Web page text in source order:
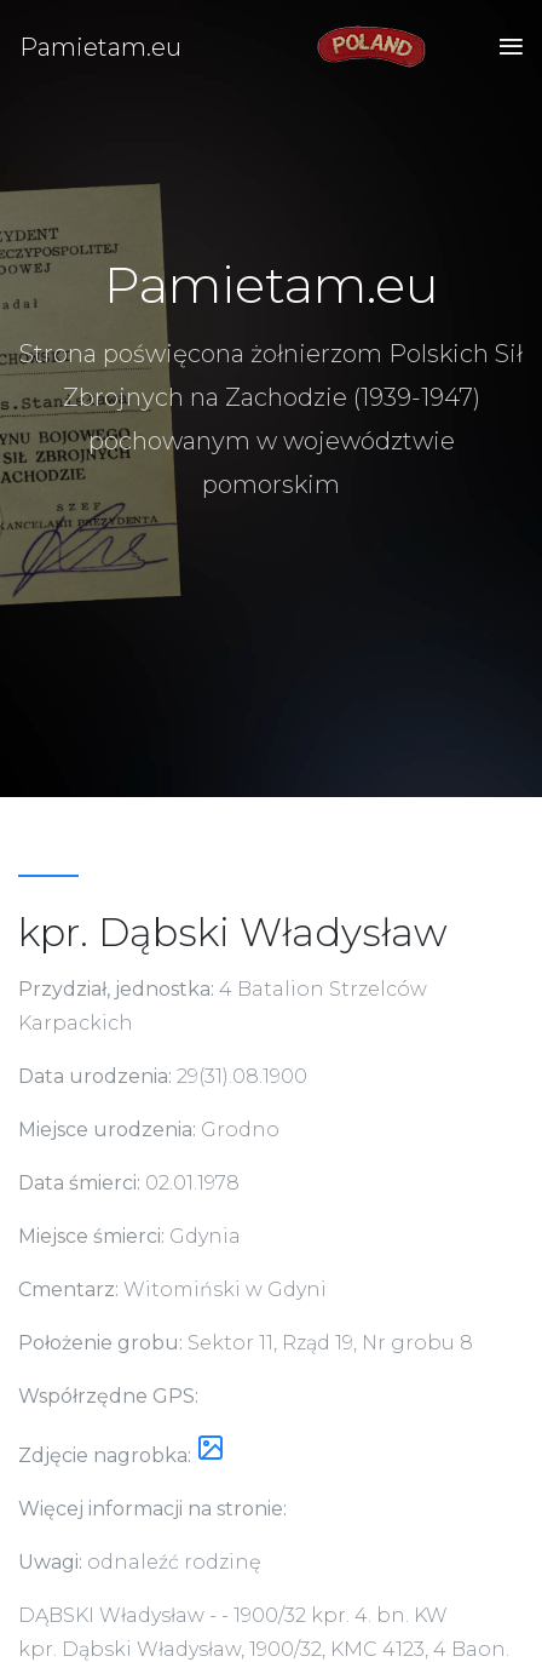
Pamietam.eu
Pamietam.eu
Strona poświęcona żołnierzom Polskich Sił
Zbrojnych na Zachodzie (1939-1947)
pochowanym w województwie
pomorskim
kpr. Dąbski Władysław
Przydział, jednostka: 4 Batalion Strzelców
Karpackich
Data urodzenia: 29(31).08.1900
Miejsce urodzenia: Grodno
Data śmierci: 02.01.1978
Miejsce śmierci: Gdynia
Cmentarz: Witomiński w Gdyni
Położenie grobu: Sektor 11, Rząd 19, Nr grobu 8
Współrzędne GPS:
Zdjęcie nagrobka:
Więcej informacji na stronie:
Uwagi: odnaleźć rodzinę
DĄBSKI Władysław - - 1900/32 kpr. 4. bn. KW
kpr. Dąbski Władysław, 1900/32, KMC 4123, 4 Baon.